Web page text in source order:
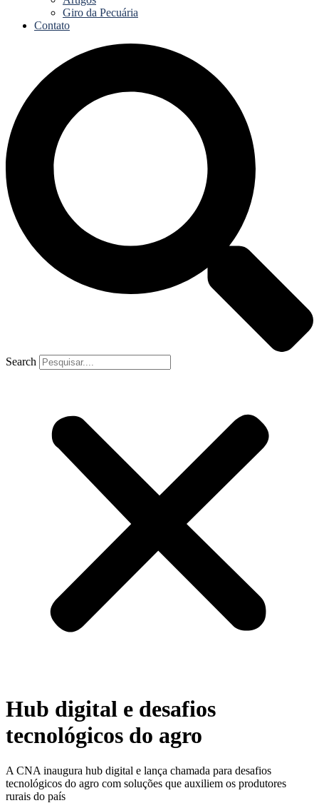
Giro da Pecuária
Contato
Search
Hub digital e desafios
tecnológicos do agro
A CNA inaugura hub digital e lança chamada para desafios
tecnológicos do agro com soluções que auxiliem os produtores
rurais do país